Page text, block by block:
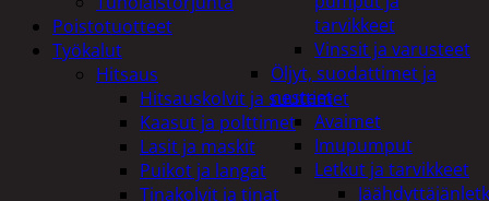
tarvikkeet
Vinssit ja varusteet
Öljyt, suodattimet ja
nesteet
Avaimet
Imupumput
Letkut ja tarvikkeet
Poistotuotteet
Työkalut
Hitsaus
Hitsauskolvit ja suuttimet
Kaasut ja polttimet
Lasit ja maskit
Puikot ja langat
Tinakolvit ja tinat